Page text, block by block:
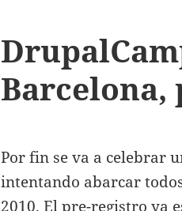
Por fin se va a celebrar
intentando abarcar
2010. El pre-registro ya